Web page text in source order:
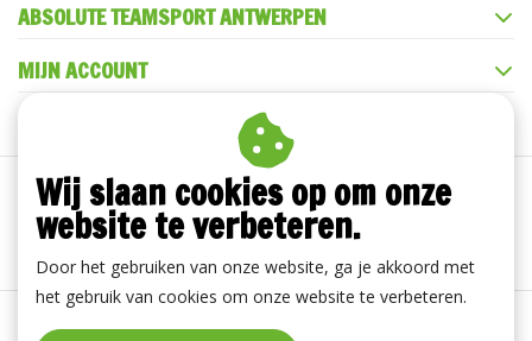
ABSOLUTE TEAMSPORT ANTWERPEN
MIJN ACCOUNT
Algemene voorwaarden | Disclaimer
Wij slaan cookies op om onze
website te verbeteren.
Door het gebruiken van onze website, ga je akkoord met
het gebruik van cookies om onze website te verbeteren.